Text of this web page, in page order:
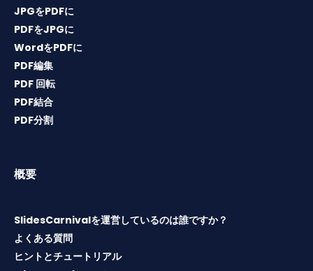
JPGをPDFに
PDFをJPGに
WordをPDFに
PDF編集
PDF 回転
PDF結合
PDF分割
概要
SlidesCarnivalを運営しているのは誰ですか？
よくある質問
ヒントとチュートリアル